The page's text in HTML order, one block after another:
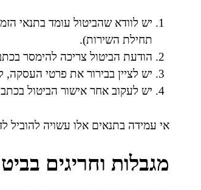
תחילת השירות).
הודעת הביטול צריכה להימסר
יש לציין בבירור את פרטי
יש לעקוב אחר אישור הביטול
אי עמידה בתנאים אלו עשויה להוביל
מגבלות וחריגים